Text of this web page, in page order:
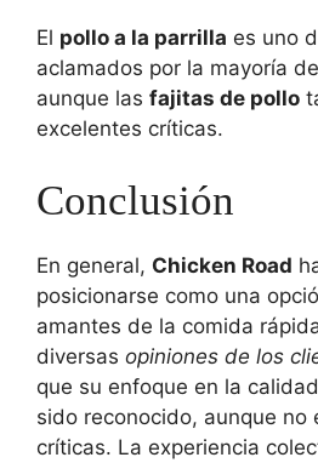
El pollo a la parrilla es uno
aclamados por la mayoría
aunque las fajitas de pollo
excelentes críticas.
Conclusión
En general, Chicken Road
posicionarse como una
amantes de la comida
diversas opiniones de los
que su enfoque en la
sido reconocido, aunque no
críticas. La experiencia